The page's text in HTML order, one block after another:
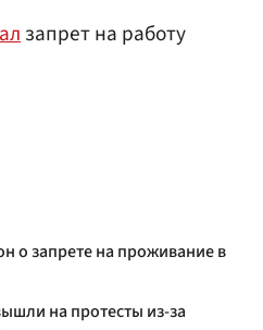
запрет на работу
о запрете на проживание в
на протесты из-за